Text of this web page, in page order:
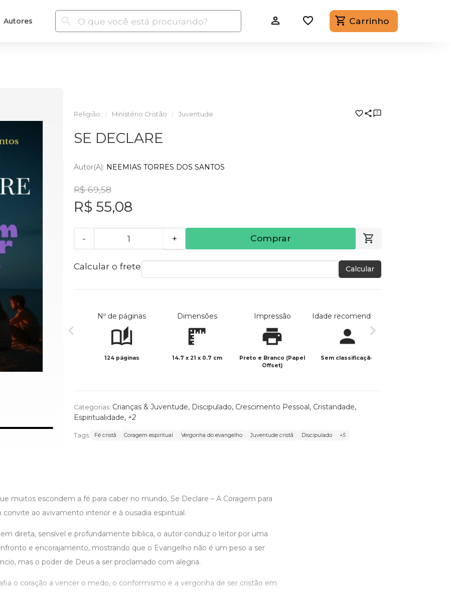
Autores Carrinho
Religião Ministério Cristão Juventude
SE DECLARE
Autor(a): NEEMIAS TORRES DOS SANTOS
R$ 69,58
R$ 55,08
- + Comprar
Calcular o frete Calcular
Nº de páginas
124 páginas
Dimensões
14.7 x 21 x 0.7 cm
Impressão
Preto e Branco (Papel
Offset)
Idade recomendada
Sem classificação
Categorias: Crianças & Juventude, Discipulado, Crescimento Pessoal, Cristandade,
Espiritualidade, +2
Tags: Fé cristã Coragem espiritual Vergonha do evangelho Juventude cristã Discipulado +5
muitos escondem a fé para caber no mundo, Se Declare – A Coragem para
convite ao avivamento interior e à ousadia espiritual.
direta, sensível e profundamente bíblica, o autor conduz o leitor por uma
e encorajamento, mostrando que o Evangelho não é um peso a ser
mas o poder de Deus a ser proclamado com alegria.
o coração a vencer o medo, o conformismo e a vergonha de ser cristão em